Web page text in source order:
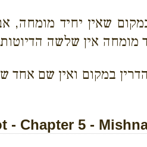
שאין יחיד
אין שלשה הדיוטות
במקום ואין שם אחד
- Chapter 5 -